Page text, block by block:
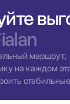
маршрут,
на каждом